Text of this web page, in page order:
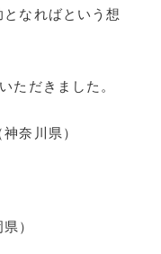
なればという想
ただきました。
奈川県）
）